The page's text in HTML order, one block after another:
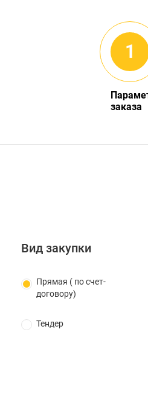
заказа
Вид закупки
Прямая ( по счет-
договору)
Тендер